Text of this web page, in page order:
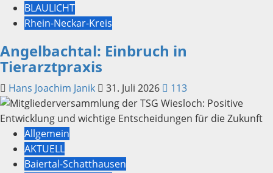
BLAULICHT
Rhein-Neckar-Kreis
Angelbachtal: Einbruch in
Tierarztpraxis
Hans Joachim Janik 31. Juli 2026 113
Allgemein
AKTUELL
Baiertal-Schatthausen